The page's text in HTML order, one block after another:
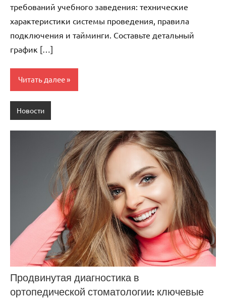
требований учебного заведения: технические
характеристики системы проведения, правила
подключения и тайминги. Составьте детальный
график […]
Читать далее
Новости
Продвинутая диагностика в
ортопедической стоматологии: ключевые